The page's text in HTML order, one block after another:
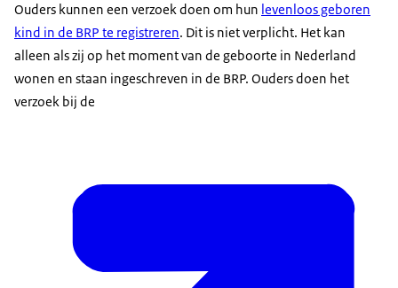
Ouders kunnen een verzoek doen om hun levenloos geboren
kind in de BRP te registreren. Dit is niet verplicht. Het kan
alleen als zij op het moment van de geboorte in Nederland
wonen en staan ingeschreven in de BRP. Ouders doen het
verzoek bij de